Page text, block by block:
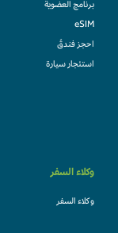
برنامج العضوية
eSIM
احجز فندقً
استئجار سيارة
وكلاء السفر
وكلاء السفر